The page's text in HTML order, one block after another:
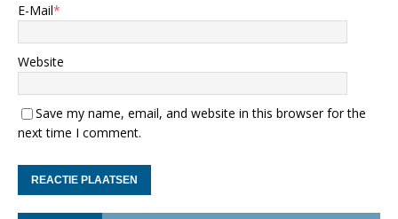
E-Mail*
Website
Save my name, email, and website in this browser for the
next time I comment.